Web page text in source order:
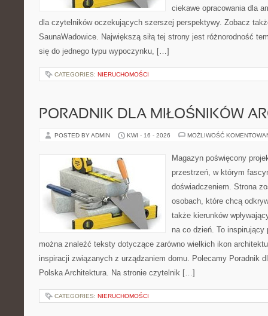
ciekawe opracowania dla
dla czytelników oczekujących szerszej perspektywy. Zobacz
SaunaWadowice. Największą siłą tej strony jest różnorodność
się do jednego typu wypoczynku, […]
CATEGORIES: NIERUCHOMOŚCI
PORADNIK DLA MIŁOŚNIKÓW
POSTED BY ADMIN KWI - 16 - 2026 MOŻLIWOŚĆ
Magazyn poświęcony
przestrzeń, w którym
doświadczeniem. Strona
osobach, które chcą
także kierunków
na co dzień. To
można znaleźć teksty dotyczące zarówno wielkich ikon
inspiracji związanych z urządzaniem domu. Polecamy Poradnik
Polska Architektura. Na stronie czytelnik […]
CATEGORIES: NIERUCHOMOŚCI